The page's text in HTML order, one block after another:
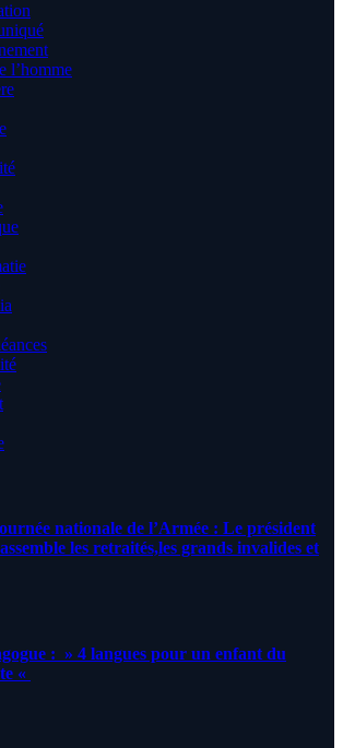
l’homme
nationale de l’Armée : Le président
les retraités,les grands invalides et
: » 4 langues pour un enfant du
«